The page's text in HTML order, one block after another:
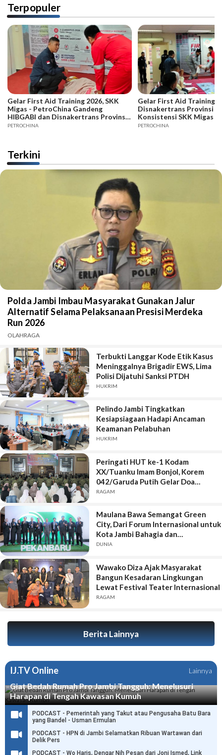
Terpopuler
Gelar First Aid Training 2026, SKK
Migas - PetroChina Gandeng
HIBGABI dan Disnakertrans Provinsi
Jambi
PETROCHINA
Gelar First Aid Training
Disnakertrans Provinsi
Konsistensi SKK Migas -
PETROCHINA
Terkini
Polda Jambi Imbau Masyarakat Gunakan Jalur
Alternatif Selama Pelaksanaan Presisi Merdeka
Run 2026
OLAHRAGA
Terbukti Langgar Kode Etik Kasus
Meninggalnya Brigadir EWS, Lima
Polisi Dijatuhi Sanksi PTDH
HUKRIM
Pelindo Jambi Tingkatkan
Kesiapsiagaan Hadapi Ancaman
Keamanan Pelabuhan
HUKRIM
Peringati HUT ke-1 Kodam
XX/Tuanku Imam Bonjol, Korem
042/Garuda Putih Gelar Doa
Bersama
RAGAM
Maulana Bawa Semangat Green
City, Dari Forum Internasional untuk
Kota Jambi Bahagia dan
Berkelanjutan
DUNIA
Wawako Diza Ajak Masyarakat
Bangun Kesadaran Lingkungan
Lewat Festival Teater Internasional
RAGAM
Berita Lainnya
IJ.TV Online Lainnya
Giat Bedah Rumah Pro Jambi Tangguh: Menelusuri
Harapan di Tengah Kawasan Kumuh
PODCAST - Pemerintah yang Takut atau Pengusaha Batu Bara
yang Bandel - Usman Ermulan
PODCAST - HPN di Jambi Selamatkan Ribuan Wartawan dari
Delik Pers
PODCAST - Wo Haris, Dengar Nih Pesan dari Joni Ismed, Link